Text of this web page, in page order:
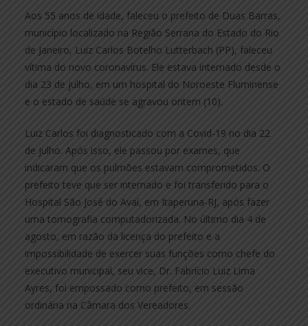
Aos 55 anos de idade, faleceu o prefeito de Duas Barras,
município localizado na Região Serrana do Estado do Rio
de Janeiro, Luiz Carlos Botelho Lutterbach (PP), faleceu
vítima do novo coronavírus. Ele estava internado desde o
dia 23 de julho, em um hospital do Noroeste Fluminense
e o estado de saúde se agravou ontem (10).
Luiz Carlos foi diagnosticado com a Covid-19 no dia 22
de julho. Após isso, ele passou por exames, que
indicaram que os pulmões estavam comprometidos. O
prefeito teve que ser internado e foi transferido para o
Hospital São José do Avaí, em Itaperuna-RJ, após fazer
uma tomografia computadorizada. No último dia 4 de
agosto, em razão da licença do prefeito e a
impossibilidade de exercer suas funções como chefe do
executivo municipal, seu vice, Dr. Fabrício Luiz Lima
Ayres, foi empossado como prefeito, em sessão
ordinária na Câmara dos Vereadores.